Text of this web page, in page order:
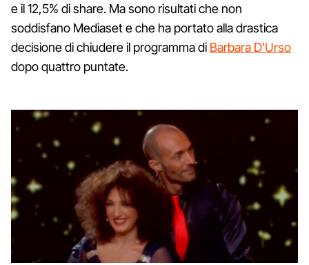
e il 12,5% di share. Ma sono risultati che non
soddisfano Mediaset e che ha portato alla drastica
decisione di chiudere il programma di Barbara D'Urso
dopo quattro puntate.